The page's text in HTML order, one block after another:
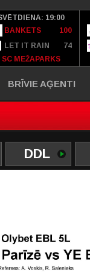
19:00
BANKETS
100
LET IT RAIN
74
SC MEŽAPARKS
BRĪVIE AĢENTI
DDL